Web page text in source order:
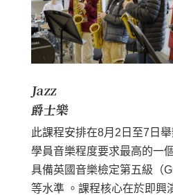
Jazz
爵士樂
此課程安排在8月2日至7日
學員音樂程度要求最高的一
具備英國音樂檢定第五級（
等水準 。課程核心在於即興